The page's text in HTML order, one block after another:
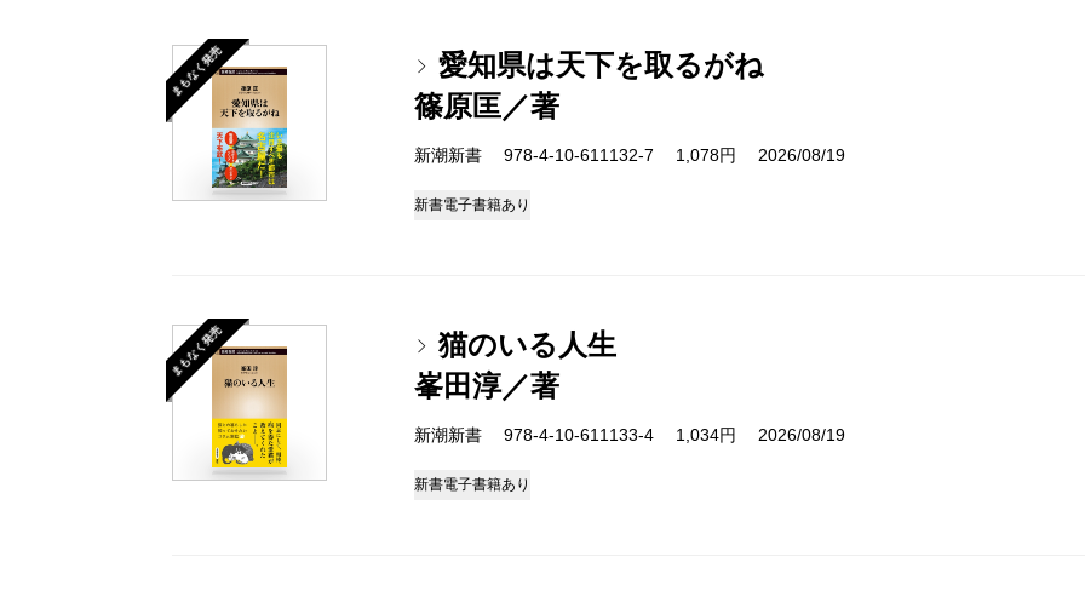
まもなく発売
愛知県は天下を取るがね
篠原匡／著
新潮新書 978-4-10-611132-7 1,078円 2026/08/19
新書電子書籍あり
まもなく発売
猫のいる人生
峯田淳／著
新潮新書 978-4-10-611133-4 1,034円 2026/08/19
新書電子書籍あり